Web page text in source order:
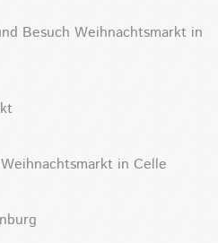
Besuch Weihnachtsmarkt in
in Celle